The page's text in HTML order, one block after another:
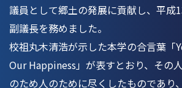
議員として郷土の発展に貢献し、平成
副議長を務めました。
校祖丸木清浩が示した本学の合言葉「
Our Happiness」が表すとおり、その
のため人のために尽くしたものであり